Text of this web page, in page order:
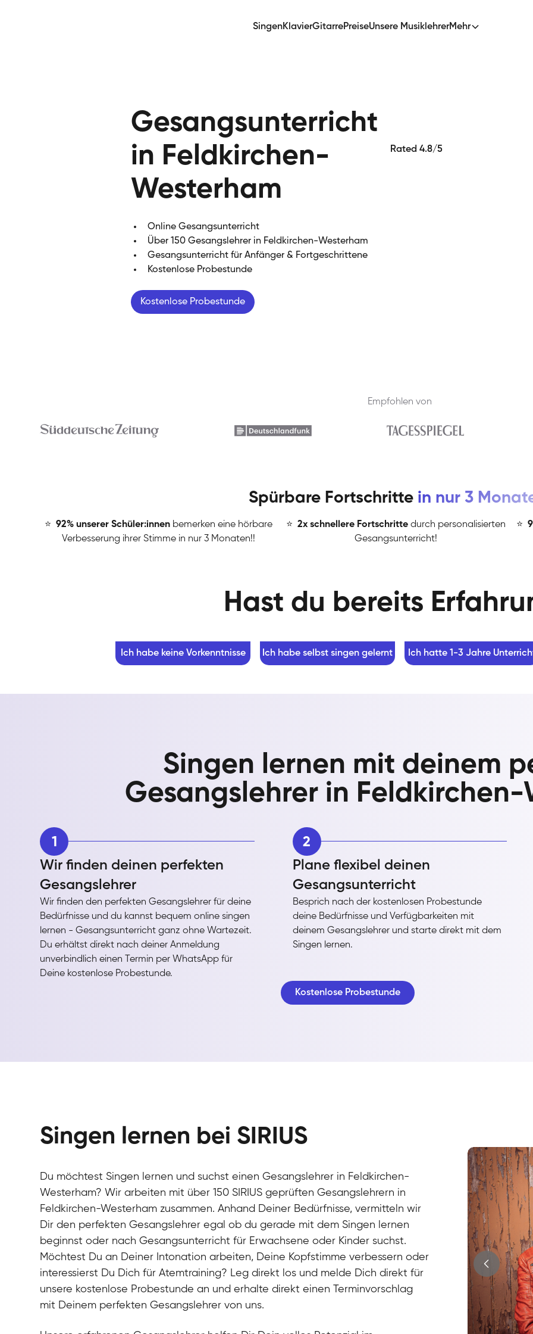
SingenKlavierGitarrePreiseUnsere MusiklehrerMehr
Gesangsunterricht
in Feldkirchen-
Westerham
Online Gesangsunterricht
Über 150 Gesangslehrer in Feldkirchen-Westerham
Gesangsunterricht für Anfänger & Fortgeschrittene
Kostenlose Probestunde
Kostenlose Probestunde
Rated 4.8/5
Empfohlen von
Spürbare Fortschritte in nur 3
⭐ ️92% unserer Schüler:innen bemerken eine hörbare
Verbesserung ihrer Stimme in nur 3 Monaten!!
⭐ ️2x schnellere Fortschritte durch personalisierten
Gesangsunterricht!
⭐
Hast du bereits
Ich habe keine Vorkenntnisse Ich habe selbst singen gelernt Ich hatte 1-3 Jahre
Singen lernen mit deinem
Gesangslehrer in Feldkirchen-
1
Wir finden deinen perfekten
Gesangslehrer
Wir finden den perfekten Gesangslehrer für deine
Bedürfnisse und du kannst bequem online singen
lernen - Gesangsunterricht ganz ohne Wartezeit.
Du erhältst direkt nach deiner Anmeldung
unverbindlich einen Termin per WhatsApp für
Deine kostenlose Probestunde.
2
Plane flexibel deinen
Gesangsunterricht
Besprich nach der kostenlosen Probestunde
deine Bedürfnisse und Verfügbarkeiten mit
deinem Gesangslehrer und starte direkt mit dem
Singen lernen.
Kostenlose Probestunde
Singen lernen bei SIRIUS
Du möchtest Singen lernen und suchst einen Gesangslehrer in Feldkirchen-
Westerham? Wir arbeiten mit über 150 SIRIUS geprüften Gesangslehrern in
Feldkirchen-Westerham zusammen. Anhand Deiner Bedürfnisse, vermitteln wir
Dir den perfekten Gesangslehrer egal ob du gerade mit dem Singen lernen
beginnst oder nach Gesangsunterricht für Erwachsene oder Kinder suchst.
Möchtest Du an Deiner Intonation arbeiten, Deine Kopfstimme verbessern oder
interessierst Du Dich für Atemtraining? Leg direkt los und melde Dich direkt für
unsere kostenlose Probestunde an und erhalte direkt einen Terminvorschlag
mit Deinem perfekten Gesangslehrer von uns.
Stefan
Gesang /